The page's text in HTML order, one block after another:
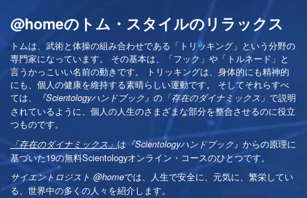
@homeのトム・スタイルのリラックス
トムは、武術と体操の組み合わせである「トリッキング」という分野の
専門家になっています。 その基本は、「フック」や「トルネード」と
言うかっこいい名前の動きです。 トリッキングは、身体的にも精神的
にも、個人の健康を維持する素晴らしい運動です。 そしてそれらすべ
ては、
『Scientologyハンドブック』 の 「存在のダイナミックス」 で説明
されているように、個人の人生のさまざまな部分を整合させるのに役立
つものです。
「存在のダイナミックス」 は 『Scientologyハンドブック』 からの原理に
基づいた19の無料Scientologyオンライン・コースのひとつです。
サイエントロジスト @homeでは、人生で安全に、元気に、繁栄してい
る、世界中の多くの人々を紹介します。